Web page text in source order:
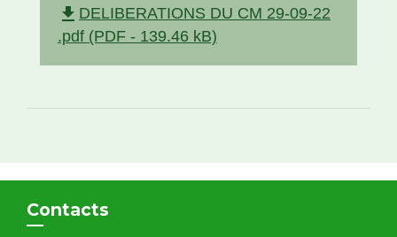
file_download DELIBERATIONS DU CM 29-09-22
.pdf (PDF - 139.46 kB)
Contacts